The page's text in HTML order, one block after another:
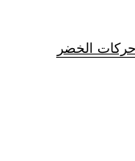
حركات الخضر